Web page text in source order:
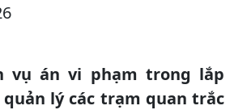
vụ án vi phạm trong lắp
lý các trạm quan trắc